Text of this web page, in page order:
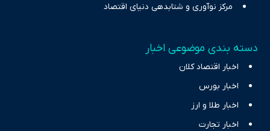
مرکز نوآوری و شتابدهی دنیای اقتصاد
دسته بندی موضوعی اخبار
اخبار اقتصاد کلان
اخبار بورس
اخبار طلا و ارز
اخبار تجارت